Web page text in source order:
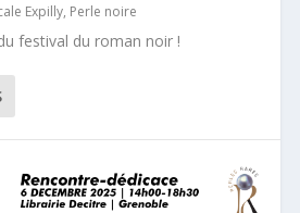
Expilly, Perle noire
festival du roman noir !